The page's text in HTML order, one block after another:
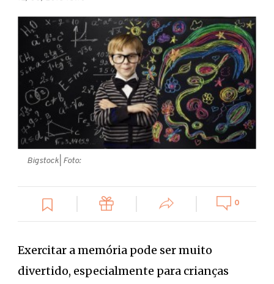
Bigstock | Foto:
0
Exercitar a memória pode ser muito
divertido, especialmente para crianças